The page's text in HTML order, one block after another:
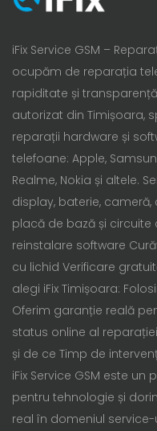
iFix Service GSM –
ocupăm de reparația
rapiditate și
autorizat din Timișoara,
reparații hardware și
telefoane: Apple,
Realme, Nokia și altele.
display, baterie,
placă de bază și circuite
reinstalare software
cu lichid Verificare
alegi iFix Timișoara:
Oferim garanție reală
status online al
și de ce Timp de
iFix Service GSM este
pentru tehnologie și
real în domeniul service-